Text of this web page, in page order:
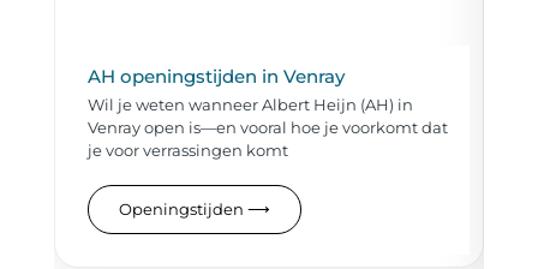
AH openingstijden in Venray
Wil je weten wanneer Albert Heijn (AH) in
Venray open is—en vooral hoe je voorkomt dat
je voor verrassingen komt
Openingstijden ⟶